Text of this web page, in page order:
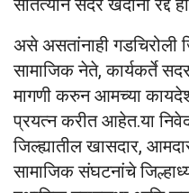
सातत्याने सदर खदानी रद्द
असे असतांनाही गडचिरोली
सामाजिक नेते, कार्यकर्ते
मागणी करुन आमच्या
प्रयत्न करीत आहेत.या
जिल्ह्यातील खासदार,
सामाजिक संघटनांचे